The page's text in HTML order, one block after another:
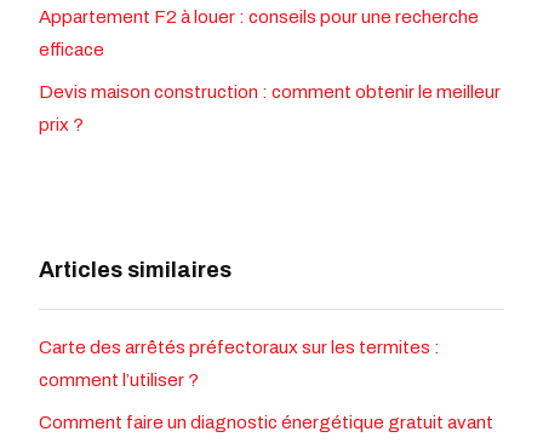
Appartement F2 à louer : conseils pour une recherche
efficace
Devis maison construction : comment obtenir le meilleur
prix ?
Articles similaires
Carte des arrêtés préfectoraux sur les termites :
comment l’utiliser ?
Comment faire un diagnostic énergétique gratuit avant